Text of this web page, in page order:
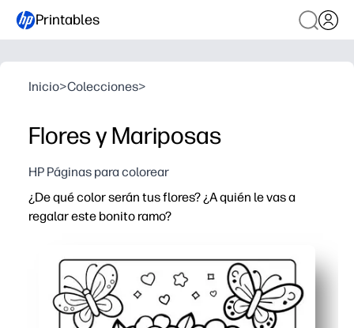
Printables
Inicio>Colecciones>
Flores y Mariposas
HP Páginas para colorear
¿De qué color serán tus flores? ¿A quién le vas a
regalar este bonito ramo?
Desarrolla la creatividad y las habilidades motoras
Úsalo para el Día de la Madre, cumpleaños o
Apto para maestros: rápido de distribuir, sin desorden